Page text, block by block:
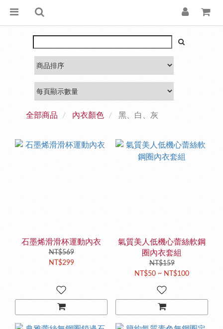
全部商品 內衣顏色 黑、白、灰
石墨烯滑滑杯運動內衣
NT$569
NT$299
氣質美人低機心蕾絲軟鋼
圈內衣套組
NT$159
NT$50 ~ NT$100